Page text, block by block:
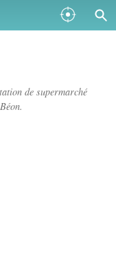
de supermarché